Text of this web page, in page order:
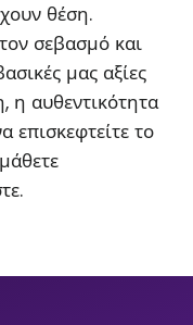
θέση.
σεβασμό και
μας αξίες
η αυθεντικότητα
επισκεφτείτε το